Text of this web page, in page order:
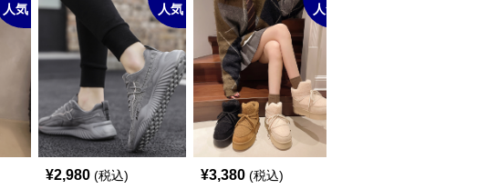
人気 人気
¥2,980 (税込)
人気
¥3,380 (税込)